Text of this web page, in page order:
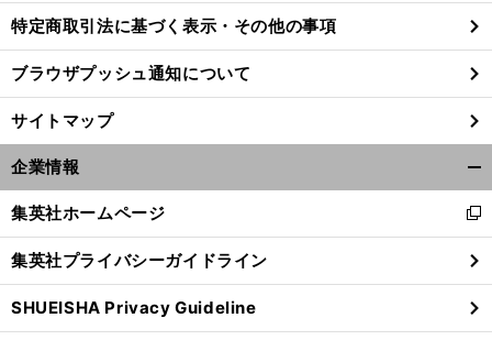
特定商取引法に基づく表示・その他の事項
ブラウザプッシュ通知について
サイトマップ
企業情報
閉
る
集英社ホームページ
新
し
い
ウ
ィ
ン
集英社プライバシーガイドライン
SHUEISHA Privacy Guideline